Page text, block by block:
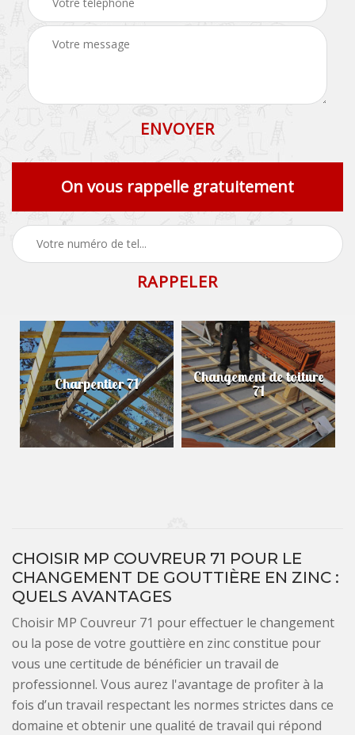
On vous rappelle gratuitement
Charpentier 71 Changement de toiture
71
CHOISIR MP COUVREUR 71 POUR LE
CHANGEMENT DE GOUTTIÈRE EN ZINC :
QUELS AVANTAGES
Choisir MP Couvreur 71 pour effectuer le changement
ou la pose de votre gouttière en zinc constitue pour
vous une certitude de bénéficier un travail de
professionnel. Vous aurez l'avantage de profiter à la
fois d’un travail respectant les normes strictes dans ce
domaine et obtenir une qualité de travail qui répond